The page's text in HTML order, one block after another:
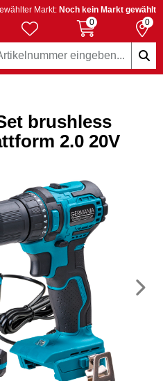
Markt: Noch kein Markt gewählt
0
0
brushless
2.0 20V